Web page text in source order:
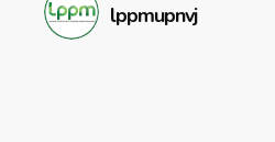
lppmupnvj